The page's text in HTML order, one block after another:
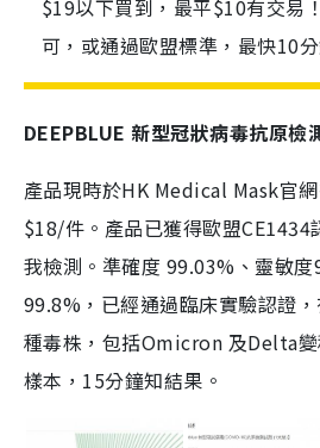
$19以下買到，最平$10有交易
可，或通過歐盟標準，最快10
DEEPBLUE 新型冠狀病毒抗原檢
產品現時於HK Medical Mask官
$18/件。產品已獲得歐盟CE1434
我檢測。準確度 99.03%、靈敏
99.8%，已經通過臨床實驗認證
種毒株，包括Omicron 及Delta
樣本，15分鐘知結果。